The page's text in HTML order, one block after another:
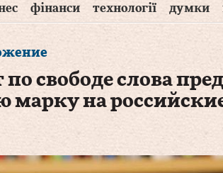
фінанси технології думки
свободе слова
марку на